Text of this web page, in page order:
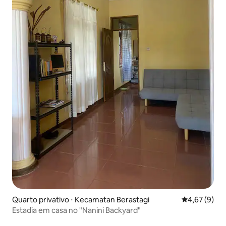
Quarto privativo ⋅ Kecamatan Berastagi 4,67 de uma
4,67 (9)
Estadia em casa no "Nanini Backyard"